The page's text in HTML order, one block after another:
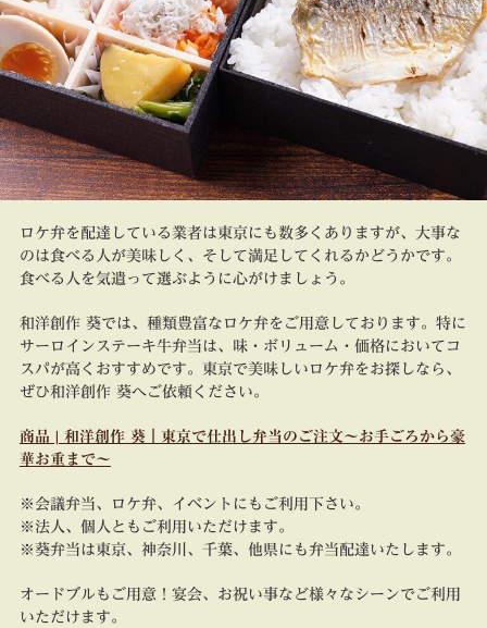
ロケ弁を配達している業者は東京にも数多くありますが、大事な
のは食べる人が美味しく、そして満足してくれるかどうかです。
食べる人を気遣って選ぶように心がけましょう。
和洋創作 葵では、種類豊富なロケ弁をご用意しております。特に
サーロインステーキ牛弁当は、味・ボリューム・価格においてコ
スパが高くおすすめです。東京で美味しいロケ弁をお探しなら、
ぜひ和洋創作 葵へご依頼ください。
商品 | 和洋創作 葵｜東京で仕出し弁当のご注文～お手ごろから豪
華お重まで～
※会議弁当、ロケ弁、イベントにもご利用下さい。
※法人、個人ともご利用いただけます。
※葵弁当は東京、神奈川、千葉、他県にも弁当配達いたします。
オードブルもご用意！宴会、お祝い事など様々なシーンでご利用
いただけます。